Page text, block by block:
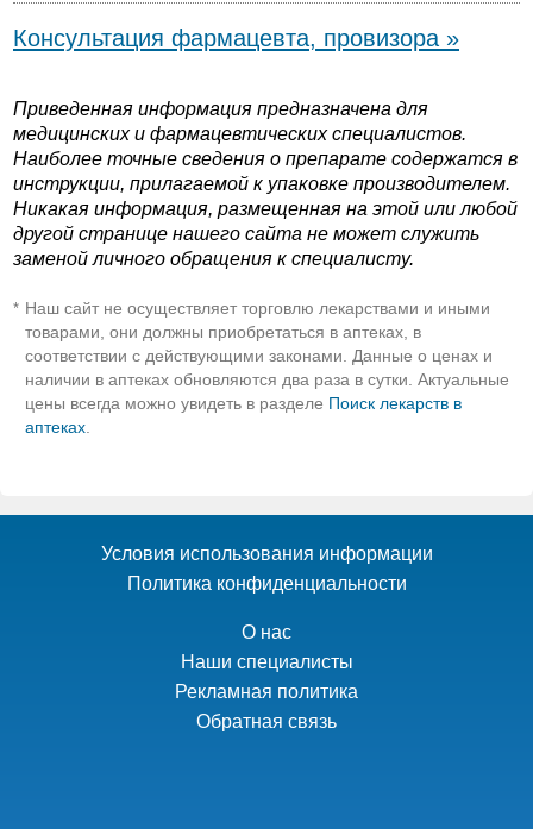
Консультация фармацевта, провизора »
Приведенная информация предназначена для
медицинских и фармацевтических специалистов.
Наиболее точные сведения о препарате содержатся в
инструкции, прилагаемой к упаковке производителем.
Никакая информация, размещенная на этой или любой
другой странице нашего сайта не может служить
заменой личного обращения к специалисту.
* Наш сайт не осуществляет торговлю лекарствами и иными
товарами, они должны приобретаться в аптеках, в
соответствии с действующими законами. Данные о ценах и
наличии в аптеках обновляются два раза в сутки. Актуальные
цены всегда можно увидеть в разделе Поиск лекарств в
аптеках
Условия использования информации
Политика конфиденциальности
О нас
Наши специалисты
Рекламная политика
Обратная связь